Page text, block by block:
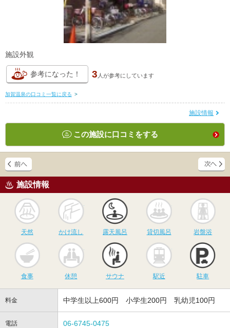
施設外観
参考になった！ 3 人が参考にしています
加賀温泉の口コミ一覧に戻る >
施設情報
この施設に口コミをする
施設情報
天然
かけ流し
かけ流し
露天風呂
露天風呂
貸切風呂
貸切風呂 岩盤浴
食事 休憩
サウナ
サウナ 駅近 駐車
料金 中学生以上600円 小学生200円 乳幼児100円
電話 06-6745-0475